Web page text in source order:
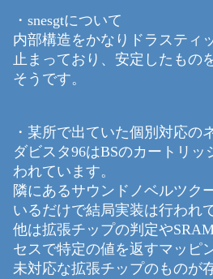
・snesgtについて
内部構造をかなりドラスティ
止まっており、安定したもの
そうです。
・某所で出ていた個別対応の
ダビスタ96はBSのカートリ
われています。
隣にあるサウンドノベルツク
いるだけで結局実装は行われ
他は拡張チップの判定や
セスで特定の値を返すマッピ
未対応な拡張チップのものが